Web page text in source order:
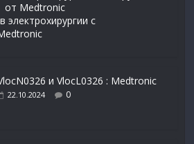
электрохирургии с
и VlocL0326 : Medtronic
22.10.2024 0